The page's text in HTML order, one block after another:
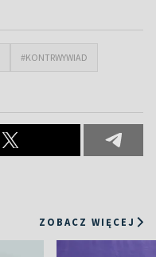
#KONTRWYWIAD
ZOBACZ WIĘCEJ